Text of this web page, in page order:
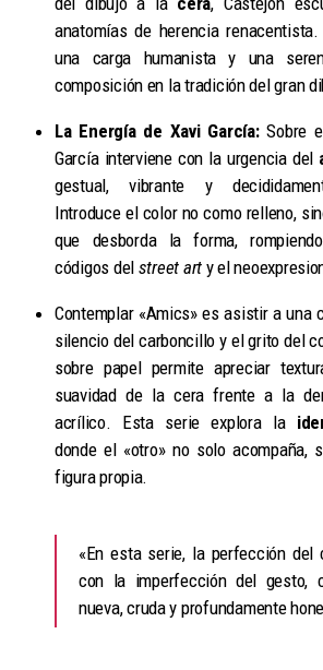
anatomías de herencia
una carga humanista y una
composición en la tradición del gran
La Energía de Xavi García:Sobre
García interviene con la urgencia del
gestual, vibrante y
Introduce el color no como relleno,
que desborda la forma,
códigos del street art y el
Contemplar «Amics» es asistir a una
silencio del carboncillo y el grito del
sobre papel permite apreciar
suavidad de la cera frente a la
acrílico. Esta serie explora la
donde el «otro» no solo acompaña,
figura propia.
«En esta serie, la perfección del
con la imperfección del gesto,
nueva, cruda y profundamente